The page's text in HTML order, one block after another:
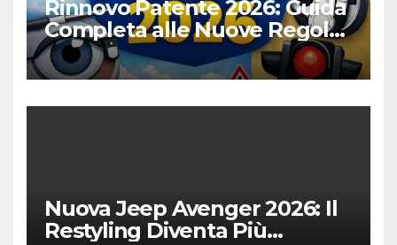
Rinnovo Patente 2026: Guida
Completa alle Nuove Regole,
Digitalizzazione e Costi
Nuova Jeep Avenger 2026: Il
Restyling Diventa Più